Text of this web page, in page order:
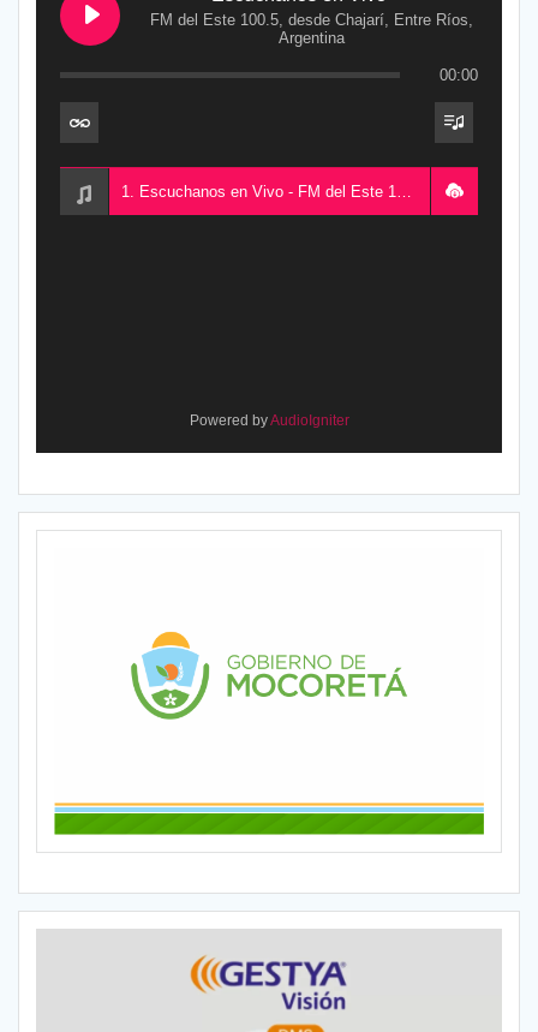
FM del Este 100.5, desde Chajarí, Entre Ríos,
Argentina
00:00
Powered byAudioIgniter